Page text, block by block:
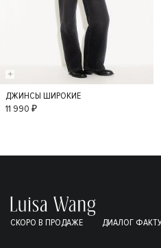
36
ДЖИНСЫ ШИРОКИЕ
11 990 ₽
СКОРО В ПРОДАЖЕ ДИАЛОГ